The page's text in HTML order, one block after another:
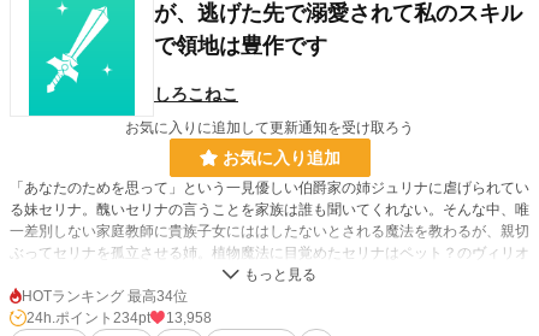
が、逃げた先で溺愛されて私のスキル
で領地は豊作です
しろこねこ
お気に入りに追加して更新通知を受け取ろう
お気に入り追加
「あなたのためを思って」という一見優しい伯爵家の姉ジュリナに虐げられてい
る妹セリナ。醜いセリナの言うことを家族は誰も聞いてくれない。そんな中、唯
一差別しない家庭教師に貴族子女にははしたないとされる魔法を教わるが、親切
ぶってセリナを孤立させる姉。植物魔法に目覚めたセリナはペット？のヴィリオ
をともに家を出て南の辺境を目指す。
小説 6,249 位 / 228,874 件
HOTランキング 最高34位
24h.ポイント 234pt
13,958